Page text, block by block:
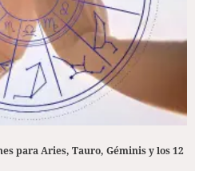
para Aries, Tauro, Géminis y los 12